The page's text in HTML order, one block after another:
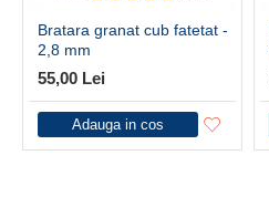
Bratara granat cub fatetat -
2,8 mm
55,00 Lei
Adauga in cos